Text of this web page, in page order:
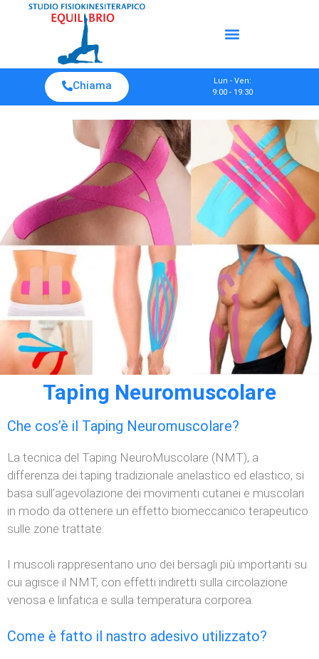
Chiama
Lun - Ven:
9:00 - 19:30
Taping Neuromuscolare
Che cos’è il Taping Neuromuscolare?
La tecnica del Taping NeuroMuscolare (NMT), a
differenza dei taping tradizionale anelastico ed elastico, si
basa sull’agevolazione dei movimenti cutanei e muscolari
in modo da ottenere un effetto biomeccanico terapeutico
sulle zone trattate.
I muscoli rappresentano uno dei bersagli più importanti su
cui agisce il NMT, con effetti indiretti sulla circolazione
venosa e linfatica e sulla temperatura corporea.
Come è fatto il nastro adesivo utilizzato?